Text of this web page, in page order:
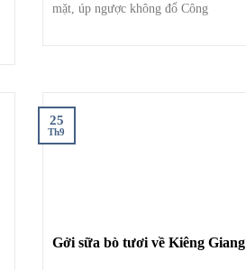
mặt, úp ngược không đổ Công
Gởi sữa bò tươi về Kiêng Giang
25
Th9